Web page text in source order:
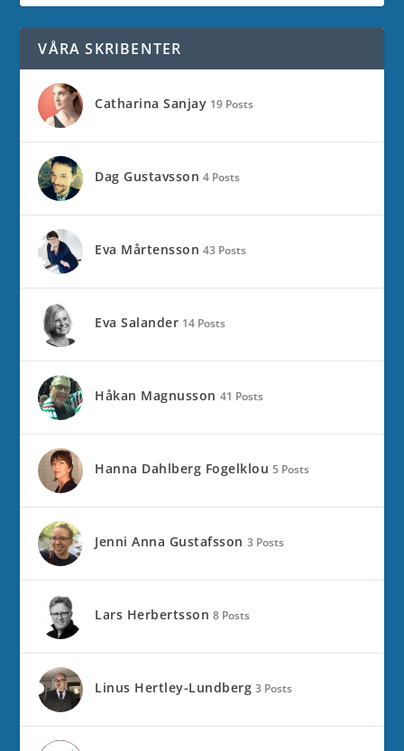
VÅRA SKRIBENTER
Catharina Sanjay 19 Posts
Dag Gustavsson 4 Posts
Eva Mårtensson 43 Posts
Eva Salander 14 Posts
Håkan Magnusson 41 Posts
Hanna Dahlberg Fogelklou 5 Posts
Jenni Anna Gustafsson 3 Posts
Lars Herbertsson 8 Posts
Linus Hertley-Lundberg 3 Posts